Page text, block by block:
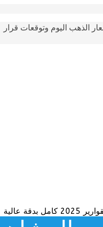
الذهب اليوم وتوقعات قرار
عالية